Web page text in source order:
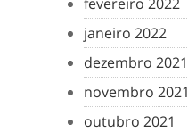
janeiro 2022
dezembro 2021
novembro 2021
outubro 2021